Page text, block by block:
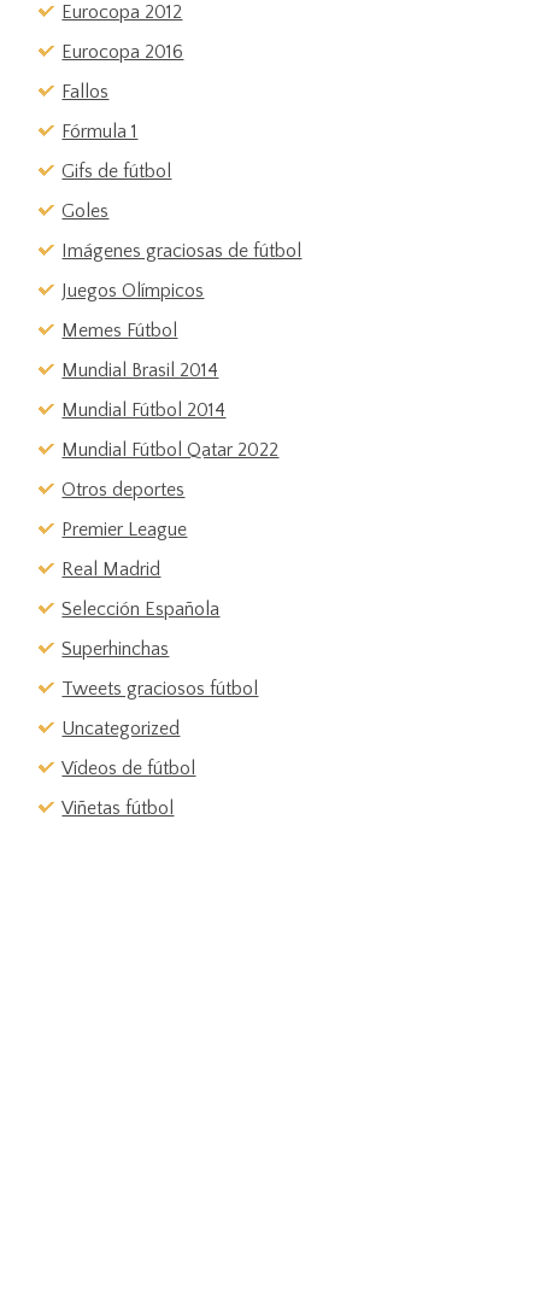
Eurocopa 2012
Eurocopa 2016
Fallos
Fórmula 1
Gifs de fútbol
Goles
Imágenes graciosas de fútbol
Juegos Olímpicos
Memes Fútbol
Mundial Brasil 2014
Mundial Fútbol 2014
Mundial Fútbol Qatar 2022
Otros deportes
Premier League
Real Madrid
Selección Española
Superhinchas
Tweets graciosos fútbol
Uncategorized
Vídeos de fútbol
Viñetas fútbol